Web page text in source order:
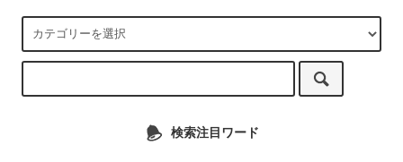
検索注目ワード